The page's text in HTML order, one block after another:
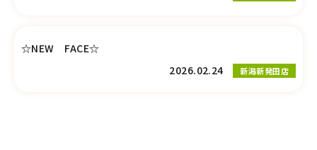
☆NEW FACE☆
2026.02.24
新潟新発田店